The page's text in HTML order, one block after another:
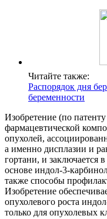
Читайте также:
Распорядок дня
беременности
Изобретение (по
фармацевтической
опухолей,
а именно дисплазии и
гортани, и заключается
основе индол-3-
также способы
Изобретение
опухолевого роста
только для опухолевых